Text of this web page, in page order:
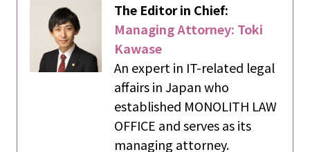
The Editor in Chief:
Managing Attorney: Toki
Kawase
An expert in IT-related legal
affairs in Japan who
established MONOLITH LAW
OFFICE and serves as its
managing attorney.